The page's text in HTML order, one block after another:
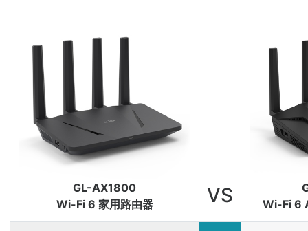
GL-AX1800
Wi-Fi 6 家用路由器
VS
Wi-Fi 6